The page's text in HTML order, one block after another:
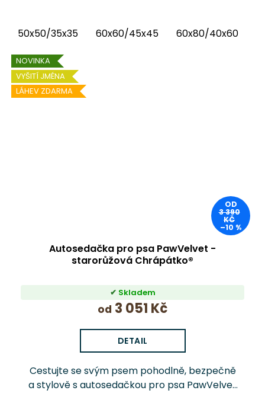
látku...
50x50/35x35 60x60/45x45 60x80/40x60
NOVINKA
VYŠITÍ JMÉNA
LÁHEV ZDARMA
OD
3 390
KČ
–10 %
Autosedačka pro psa PawVelvet -
starorůžová Chrápátko®
Skladem
od 3 051 Kč
DETAIL
Cestujte se svým psem pohodlně, bezpečně
a stylově s autosedačkou pro psa PawVelvet